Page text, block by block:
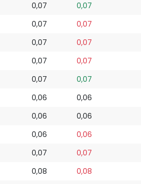
0,07 0,07
0,07 0,07
0,07 0,07
0,07 0,07
0,07 0,07
0,06 0,06
0,06 0,06
0,06 0,06
0,07 0,07
0,08 0,08